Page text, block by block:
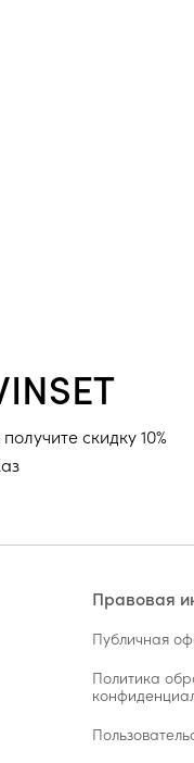
скидку 10%
Правовая
Публичная
Политика